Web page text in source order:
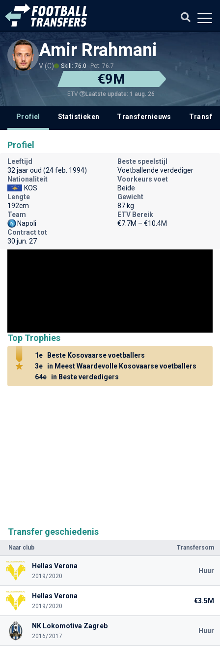
Amir Rrahmani
V (C) Skill: 76.0 Pot: 76.7
€9M
ETV Laatste update: 1 aug. 26
Profiel Statistieken Transfernieuws
Transfer geschiedenis
Naar club Transfersom
Hellas Verona
2019/2020
Huur
Hellas Verona
2019/2020
€3.5M
NK Lokomotiva Zagreb
2016/2017
Huur
Profiel
Leeftijd
32 jaar oud (24 feb. 1994)
Beste speelstijl
Voetballende verdediger
Nationaliteit
KOS
Voorkeurs voet
Beide
Lengte
192cm
Gewicht
87 kg
Team
Napoli
ETV Bereik
€7.7M – €10.4M
Contract tot
30 jun. 27
Top Trophies
1e
Beste Kosovaarse voetballers
3e
in Meest Waardevolle Kosovaarse voetballers
64e
in Beste verdedigers